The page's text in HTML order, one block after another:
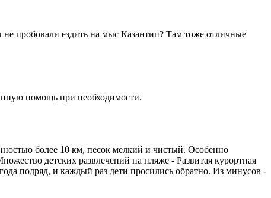
пробовали ездить на мыс Казантип? Там тоже отличные
помощь при необходимости.
более 10 км, песок мелкий и чистый. Особенно
детских развлечений на пляже - Развитая курортная
подряд, и каждый раз дети просились обратно. Из минусов -